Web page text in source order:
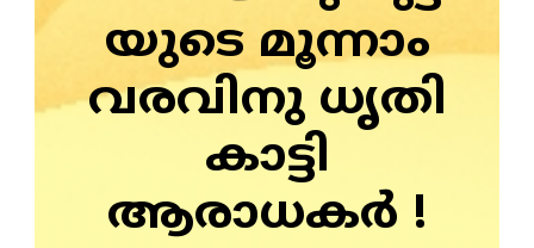
യുടെ മൂന്നാം
വരവിനു ധൃതി
കാട്ടി
ആരാധകർ !